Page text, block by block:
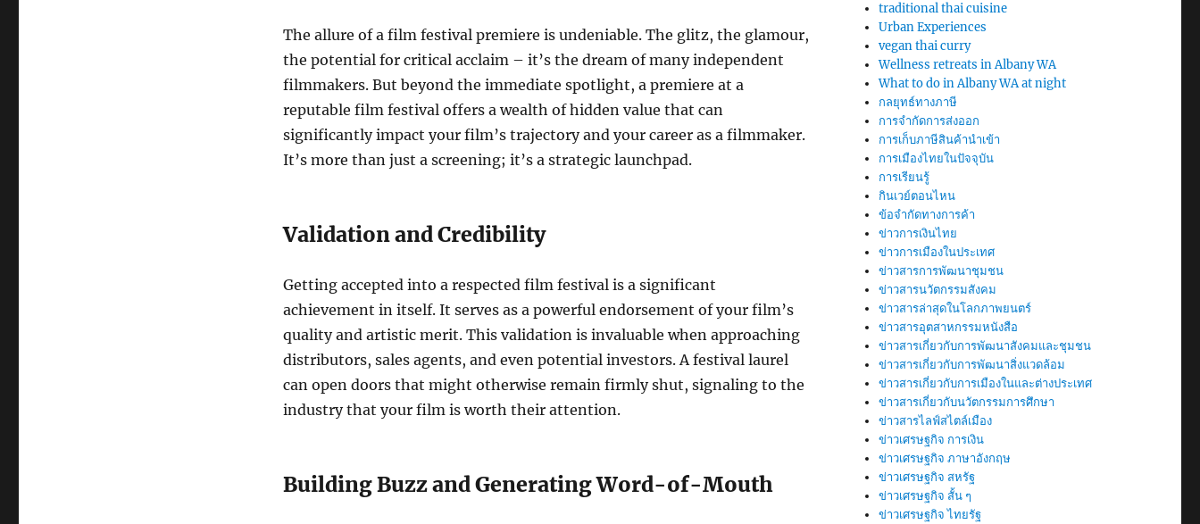
The allure of a film festival premiere is undeniable. The glitz, the glamour,
the potential for critical acclaim – it’s the dream of many independent
filmmakers. But beyond the immediate spotlight, a premiere at a
reputable film festival offers a wealth of hidden value that can
significantly impact your film’s trajectory and your career as a filmmaker.
It’s more than just a screening; it’s a strategic launchpad.
Validation and Credibility
Getting accepted into a respected film festival is a significant
achievement in itself. It serves as a powerful endorsement of your film’s
quality and artistic merit. This validation is invaluable when approaching
distributors, sales agents, and even potential investors. A festival laurel
can open doors that might otherwise remain firmly shut, signaling to the
industry that your film is worth their attention.
Building Buzz and Generating Word-of-Mouth
traditional thai cuisine
Urban Experiences
vegan thai curry
Wellness retreats in Albany WA
What to do in Albany WA at night
กลยุทธ์ทางภาษี
การจำกัดการส่งออก
การเก็บภาษีสินค้านำเข้า
การเมืองไทยในปัจจุบัน
การเรียนรู้
กินเวย์ตอนไหน
ข้อจำกัดทางการค้า
ข่าวการเงินไทย
ข่าวการเมืองในประเทศ
ข่าวสารการพัฒนาชุมชน
ข่าวสารนวัตกรรมสังคม
ข่าวสารล่าสุดในโลกภาพยนตร์
ข่าวสารอุตสาหกรรมหนังสือ
ข่าวสารเกี่ยวกับการพัฒนาสังคมและชุมชน
ข่าวสารเกี่ยวกับการพัฒนาสิ่งแวดล้อม
ข่าวสารเกี่ยวกับการเมืองในและต่างประเทศ
ข่าวสารเกี่ยวกับนวัตกรรมการศึกษา
ข่าวสารไลฟ์สไตล์เมือง
ข่าวเศรษฐกิจ การเงิน
ข่าวเศรษฐกิจ ภาษาอังกฤษ
ข่าวเศรษฐกิจ สหรัฐ
ข่าวเศรษฐกิจ สั้น ๆ
ข่าวเศรษฐกิจ ไทยรัฐ